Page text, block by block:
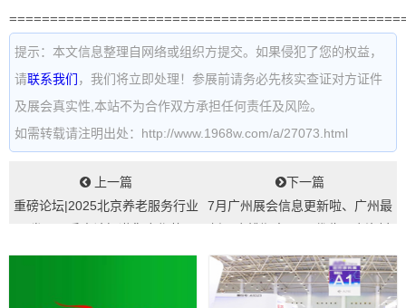
提示：本文信息整理自网络或组织方提交。如果侵犯了您的权益，
请联系我们 ，我们将立即处理！参展前请务必先核实查证对方证件
及展会真实性,本站不为合作双方承担任何责任及风险。
如需转载请注明出处：http://www.1968w.com/a/27073.html
上一篇
重磅论坛|2025北京养老服务行业
赢！...
下一篇
7月广州展会信息更新啦、广州最
网...